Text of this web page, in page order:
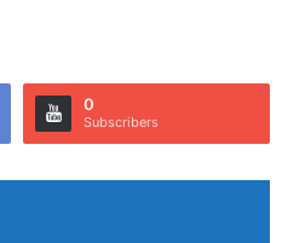
0
Subscribers